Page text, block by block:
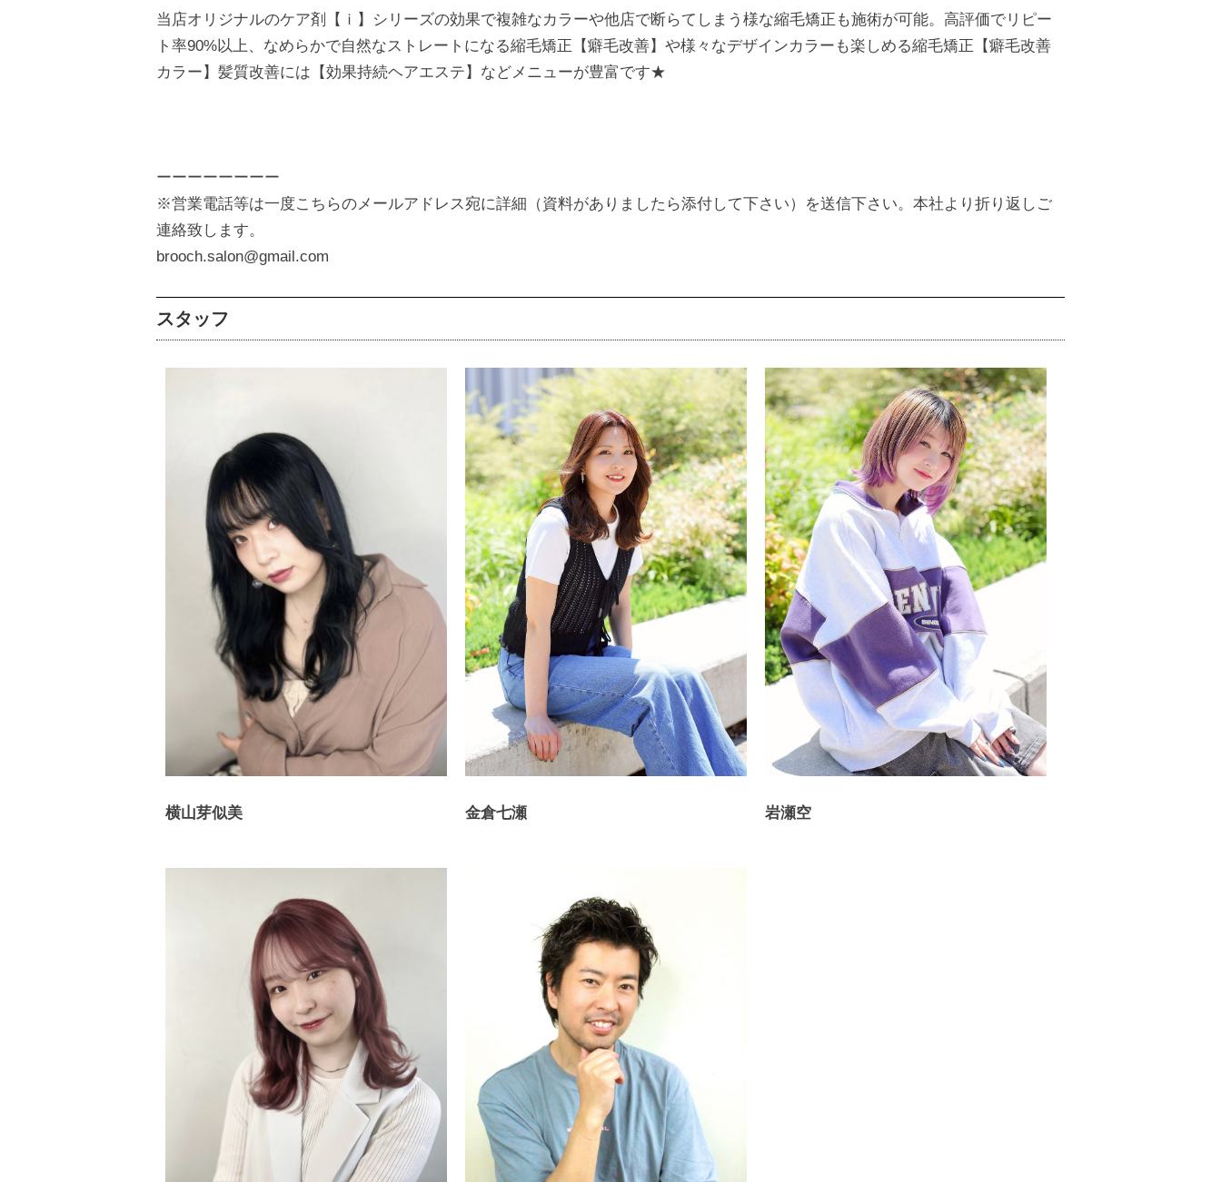
当店オリジナルのケア剤【ｉ】シリーズの効果で複雑なカラーや他店で断らてしまう様な縮毛矯正も施術が可能。高評価でリピー
ト率90%以上、なめらかで自然なストレートになる縮毛矯正【癖毛改善】や様々なデザインカラーも楽しめる縮毛矯正【癖毛改善
カラー】髪質改善には【効果持続ヘアエステ】などメニューが豊富です★
ーーーーーーーー
※営業電話等は一度こちらのメールアドレス宛に詳細（資料がありましたら添付して下さい）を送信下さい。本社より折り返しご
連絡致します。
brooch.salon@gmail.com
スタッフ
横山芽似美 金倉七瀬 岩瀬空